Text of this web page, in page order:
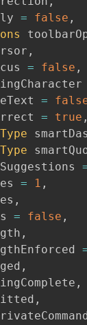
= false ,
,
= false ,
=
= true ,
= 1 ,
,
= false ,
,
,
,
,